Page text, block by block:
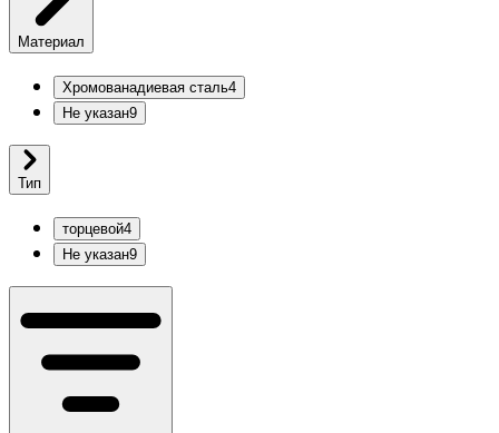
Материал
Хромованадиевая сталь4
Не указан9
Тип
торцевой4
Не указан9